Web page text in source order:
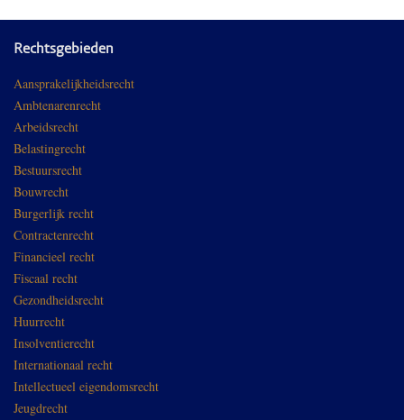
Rechtsgebieden
Aansprakelijkheidsrecht
Ambtenarenrecht
Arbeidsrecht
Belastingrecht
Bestuursrecht
Bouwrecht
Burgerlijk recht
Contractenrecht
Financieel recht
Fiscaal recht
Gezondheidsrecht
Huurrecht
Insolventierecht
Internationaal recht
Intellectueel eigendomsrecht
Jeugdrecht